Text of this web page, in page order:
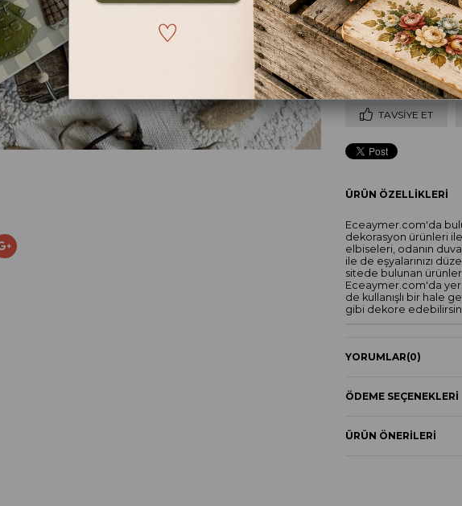
63X20 cm
TAVSIYE ET
ÜRÜN ÖZELLIKLERI
Eceaymer.com'da
dekorasyon ürünleri ile
elbiseleri, odanın
ile de eşyalarınızı
sitede bulunan
Eceaymer.com'da yer
de kullanışlı bir hale
gibi dekore
YORUMLAR(0)
ÖDEME SEÇENEKLERI
ÜRÜN ÖNERILERI